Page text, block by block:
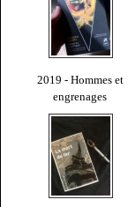
2019 - Hommes et
engrenages